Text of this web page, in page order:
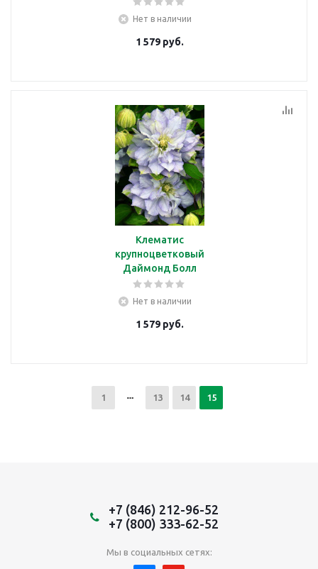
Нет в наличии
1 579руб.
Клематис
крупноцветковый
Даймонд Болл
Нет в наличии
1 579руб.
1 13 14 15
+7 (846) 212-96-52
+7 (800) 333-62-52
Мы в социальных сетях: